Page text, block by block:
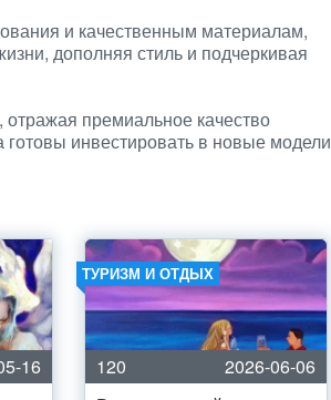
и качественным материалам,
дополняя стиль и подчеркивая
премиальное качество
инвестировать в новые модели
16
ТУРИЗМ И ОТДЫХ
120
2026-06-06